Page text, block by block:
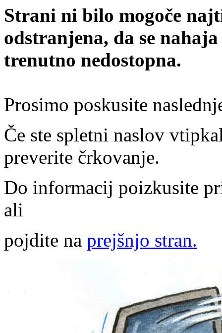
Strani ni bilo mogoče
odstranjena, da se
trenutno nedostopna.
Prosimo poskusite
Če ste spletni naslov
preverite črkovanje.
Do informacij poizkusite
ali
pojdite na prejšnjo stran.